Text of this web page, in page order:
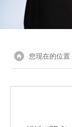
您现在的位置